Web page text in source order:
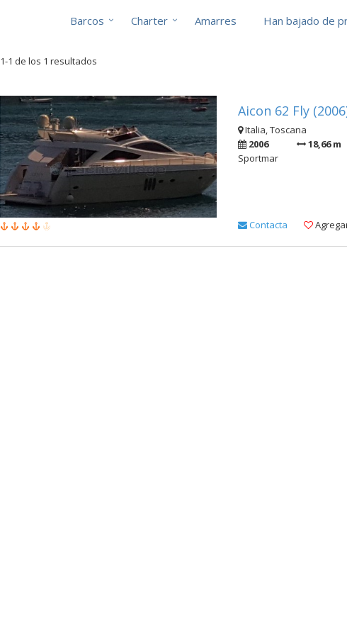
Barcos Charter Amarres
1-1 de los 1 resultados
Aicon 62 Fly
Italia, Toscana
2006
18,66 m
Sportmar
Contacta